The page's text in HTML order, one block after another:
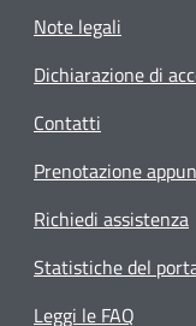
Note legali
Dichiarazione di
Contatti
Prenotazione
Richiedi assistenza
Statistiche del
Leggi le FAQ